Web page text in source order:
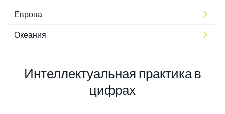
Европа
Океания
Интеллектуальная практика в
цифрах